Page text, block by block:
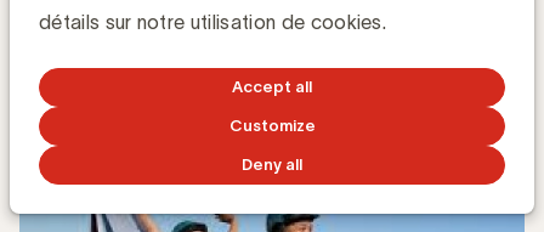
détails sur notre utilisation de cookies.
Accept all
Customize
Deny all
2 JUIN 2017